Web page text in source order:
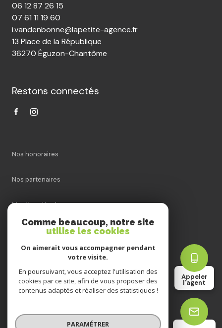
Appeler
l'agent
06 12 87 26 15
07 61 11 19 60
i.vandenbonne@lapetite-agence.fr
13 Place de la République
36270 Éguzon-Chantôme
Restons connectés
Nos honoraires
Nos partenaires
Mentions légales
Cookies
© 2026 | Tous droits réservés
Comme beaucoup, notre site
utilise les cookies
On aimerait vous accompagner pendant
votre visite.
En poursuivant, vous acceptez l'utilisation des
cookies par ce site, afin de vous proposer des
contenus adaptés et réaliser des statistiques !
PARAMÉTRER